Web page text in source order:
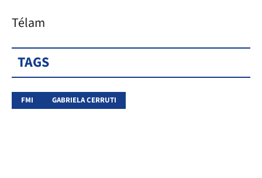
Télam
TAGS
FMI GABRIELA CERRUTI